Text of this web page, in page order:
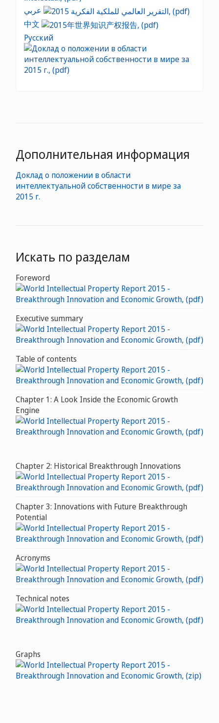
中文
Русский
Дополнительная информация
Доклад о положении в области
интеллектуальной собственности в мире за
2015 г.
Искать по разделам
Foreword
Executive summary
Table of contents
Chapter 1: A Look Inside the Economic Growth
Engine
Chapter 2: Historical Breakthrough Innovations
Chapter 3: Innovations with Future Breakthrough
Potential
Acronyms
Technical notes
Graphs